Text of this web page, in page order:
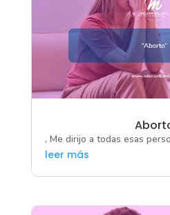
, Me dirijo a todas esas
leer más